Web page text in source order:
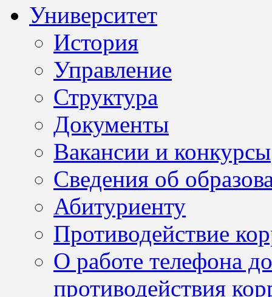
Университет
История
Управление
Структура
Документы
Вакансии и конкурсы
Сведения об
Абитуриенту
Противодействие
О работе телефона
противодействия